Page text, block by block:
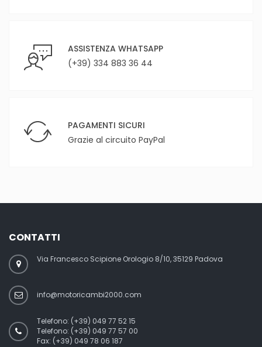
ASSISTENZA WHATSAPP
(+39) 334 883 36 44
PAGAMENTI SICURI
Grazie al circuito PayPal
CONTATTI
Via Francesco Scipione Orologio 8/10, 35129 Padova
info@motoricambi2000.com
Telefono: (+39) 049 77 52 15
Telefono: (+39) 049 77 57 00
Fax: (+39) 049 78 06 187